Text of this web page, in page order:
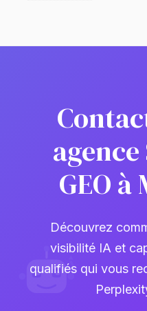
GEO à
Découvrez
visibilité IA et
qualifiés qui vous